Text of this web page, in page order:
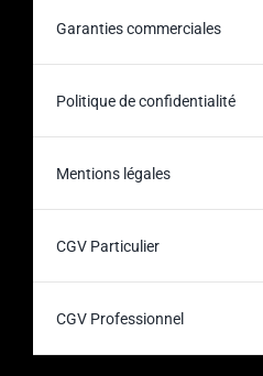
Garanties commerciales
Politique de confidentialité
Mentions légales
CGV Particulier
CGV Professionnel